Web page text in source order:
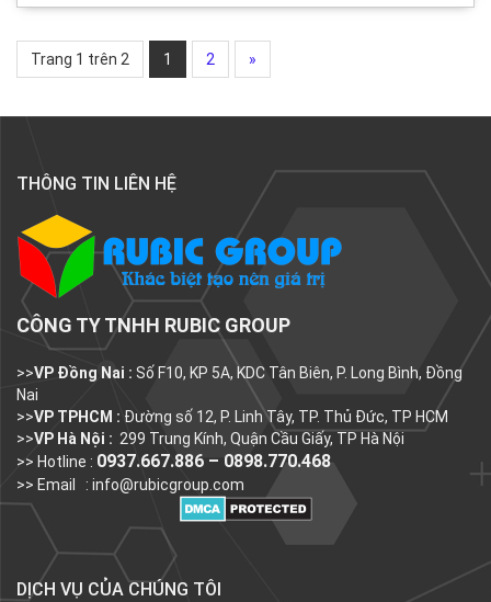
Trang 1 trên 2 1 2 »
THÔNG TIN LIÊN HỆ
CÔNG TY TNHH RUBIC GROUP
>>VP Đồng Nai : Số F10, KP 5A, KDC Tân Biên, P. Long Bình, Đồng
Nai
>>VP TPHCM : Đường số 12, P. Linh Tây, TP. Thủ Đức, TP HCM
>>VP Hà Nội : 299 Trung Kính, Quận Cầu Giấy, TP Hà Nội
>> Hotline : 0937.667.886 – 0898.770.468
>> Email : info@rubicgroup.com
DỊCH VỤ CỦA CHÚNG TÔI